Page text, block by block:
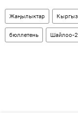
Жаңылыктар
бюллетень Шайлоо-